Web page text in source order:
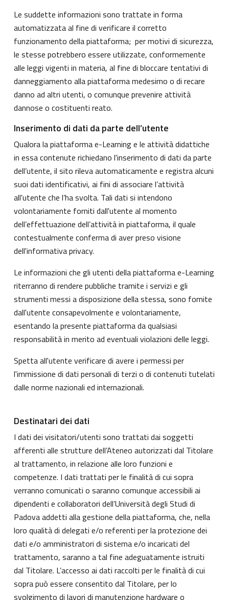
Le suddette informazioni sono trattate in forma
automatizzata al fine di verificare il corretto
funzionamento della piattaforma; per motivi di sicurezza,
le stesse potrebbero essere utilizzate, conformemente
alle leggi vigenti in materia, al fine di bloccare tentativi di
danneggiamento alla piattaforma medesimo o di recare
danno ad altri utenti, o comunque prevenire attività
dannose o costituenti reato.
Inserimento di dati da parte dell’utente
Qualora la piattaforma e-Learning e le attività didattiche
in essa contenute richiedano l'inserimento di dati da parte
dell’utente, il sito rileva automaticamente e registra alcuni
suoi dati identificativi, ai fini di associare l’attività
all'utente che l’ha svolta. Tali dati si intendono
volontariamente forniti dall'utente al momento
dell’effettuazione dell’attività in piattaforma, il quale
contestualmente conferma di aver preso visione
dell'informativa privacy.
Le informazioni che gli utenti della piattaforma e-Learning
riterranno di rendere pubbliche tramite i servizi e gli
strumenti messi a disposizione della stessa, sono fornite
dall'utente consapevolmente e volontariamente,
esentando la presente piattaforma da qualsiasi
responsabilità in merito ad eventuali violazioni delle leggi.
Spetta all'utente verificare di avere i permessi per
l'immissione di dati personali di terzi o di contenuti tutelati
dalle norme nazionali ed internazionali.
Destinatari dei dati
I dati dei visitatori/utenti sono trattati dai soggetti
afferenti alle strutture dell’Ateneo autorizzati dal Titolare
al trattamento, in relazione alle loro funzioni e
competenze. I dati trattati per le finalità di cui sopra
verranno comunicati o saranno comunque accessibili ai
dipendenti e collaboratori dell’Università degli Studi di
Padova addetti alla gestione della piattaforma, che, nella
loro qualità di delegati e/o referenti per la protezione dei
dati e/o amministratori di sistema e/o incaricati del
trattamento, saranno a tal fine adeguatamente istruiti
dal Titolare. L’accesso ai dati raccolti per le finalità di cui
sopra può essere consentito dal Titolare, per lo
svolgimento di lavori di manutenzione hardware o